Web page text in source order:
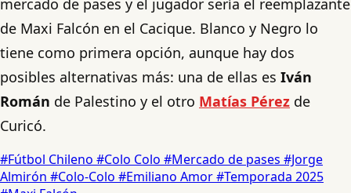
de Maxi Falcón en el Cacique. Blanco y Negro lo
tiene como primera opción, aunque hay dos
posibles alternativas más: una de ellas es Iván
Román de Palestino y el otro Matías Pérez de
Curicó.
#Fútbol Chileno #Colo Colo #Mercado de pases #Jorge
Almirón #Colo-Colo #Emiliano Amor#Temporada 2025